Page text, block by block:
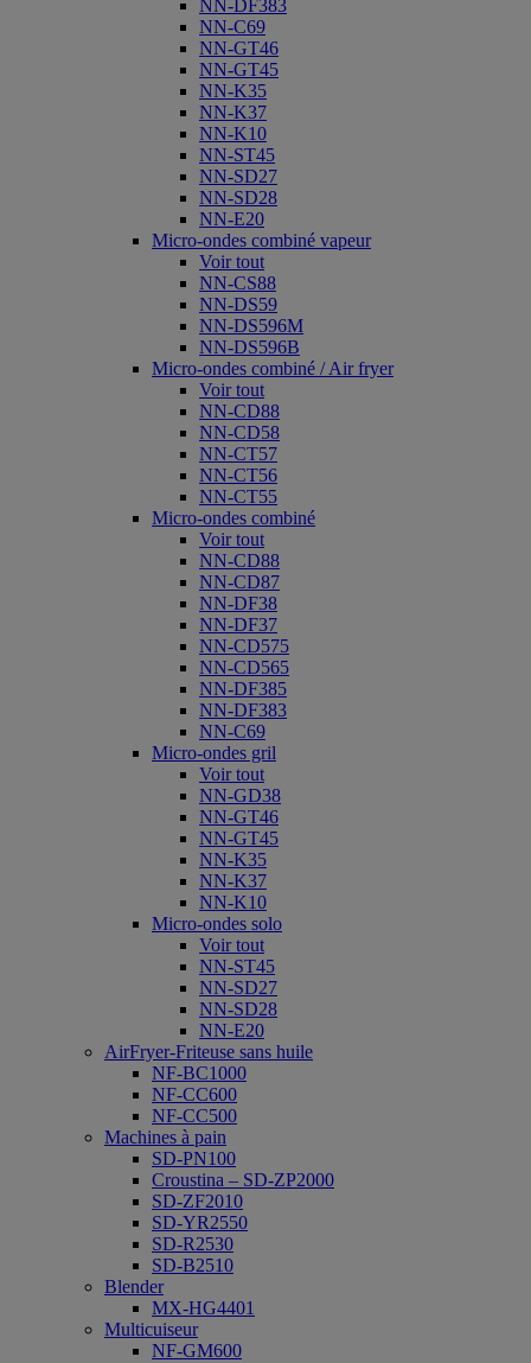
NN-DF383
NN-C69
NN-GT46
NN-GT45
NN-K35
NN-K37
NN-K10
NN-ST45
NN-SD27
NN-SD28
NN-E20
Micro-ondes combiné vapeur
Voir tout
NN-CS88
NN-DS59
NN-DS596M
NN-DS596B
Micro-ondes combiné / Air fryer
Voir tout
NN-CD88
NN-CD58
NN-CT57
NN-CT56
NN-CT55
Micro-ondes combiné
Voir tout
NN-CD88
NN-CD87
NN-DF38
NN-DF37
NN-CD575
NN-CD565
NN-DF385
NN-DF383
NN-C69
Micro-ondes gril
Voir tout
NN-GD38
NN-GT46
NN-GT45
NN-K35
NN-K37
NN-K10
Micro-ondes solo
Voir tout
NN-ST45
NN-SD27
NN-SD28
NN-E20
AirFryer-Friteuse sans huile
NF-BC1000
NF-CC600
NF-CC500
Machines à pain
SD-PN100
Croustina – SD-ZP2000
SD-ZF2010
SD-YR2550
SD-R2530
SD-B2510
Blender
MX-HG4401
Multicuiseur
NF-GM600